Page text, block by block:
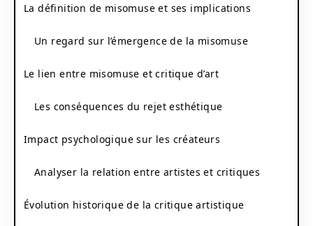
La définition de misomuse et ses implications
Un regard sur l’émergence de la misomuse
Le lien entre misomuse et critique d’art
Les conséquences du rejet esthétique
Impact psychologique sur les créateurs
Analyser la relation entre artistes et critiques
Évolution historique de la critique artistique